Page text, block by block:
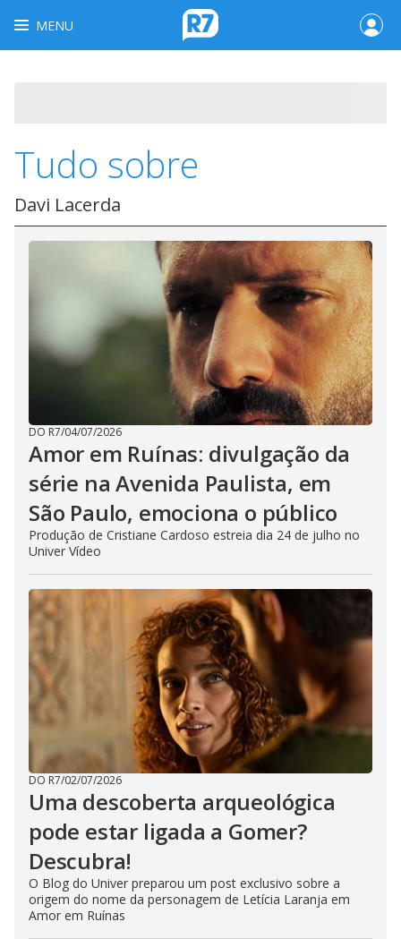
MENU
Tudo sobre
Davi Lacerda
DO R7/04/07/2026
Amor em Ruínas: divulgação da
série na Avenida Paulista, em
São Paulo, emociona o público
Produção de Cristiane Cardoso estreia dia 24 de julho no
Univer Vídeo
DO R7/02/07/2026
Uma descoberta arqueológica
pode estar ligada a Gomer?
Descubra!
O Blog do Univer preparou um post exclusivo sobre a
origem do nome da personagem de Letícia Laranja em
Amor em Ruínas